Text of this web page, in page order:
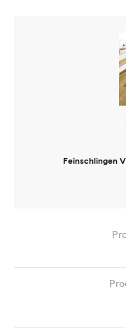
Feinschlingen